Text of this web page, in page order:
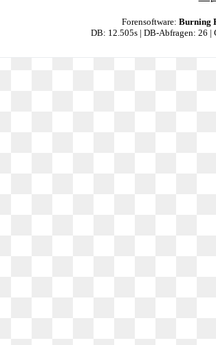
Forensoftware: Burning
DB: 12.505s | DB-Abfragen: 26 |